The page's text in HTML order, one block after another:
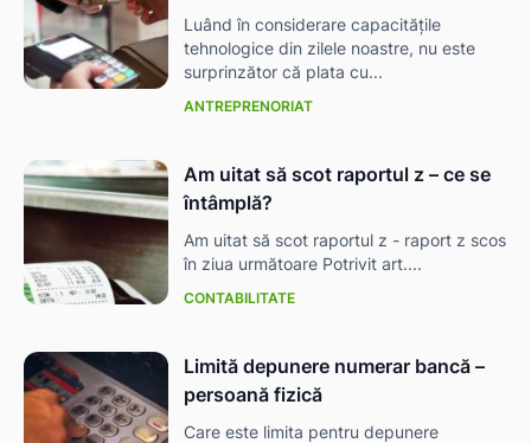
Luând în considerare capacitățile
tehnologice din zilele noastre, nu este
surprinzător că plata cu...
ANTREPRENORIAT
Am uitat să scot raportul z – ce se
întâmplă?
Am uitat să scot raportul z - raport z scos
în ziua următoare Potrivit art....
CONTABILITATE
Limită depunere numerar bancă –
persoană fizică
Care este limita pentru depunere